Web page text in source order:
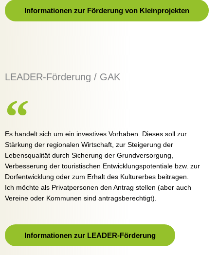
Informationen zur Förderung von Kleinprojekten
LEADER-Förderung / GAK
Es handelt sich um ein investives Vorhaben. Dieses soll zur
Stärkung der regionalen Wirtschaft, zur Steigerung der
Lebensqualität durch Sicherung der Grundversorgung,
Verbesserung der touristischen Entwicklungspotentiale bzw. zur
Dorfentwicklung oder zum Erhalt des Kulturerbes beitragen.
Ich möchte als Privatpersonen den Antrag stellen (aber auch
Vereine oder Kommunen sind antragsberechtigt).
Informationen zur LEADER-Förderung